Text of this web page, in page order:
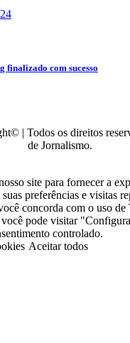
com sucesso
| Todos os direitos
de Jornalismo.
site para fornecer a
preferências e visitas
concorda com o uso
pode visitar
controlado.
Aceitar todos